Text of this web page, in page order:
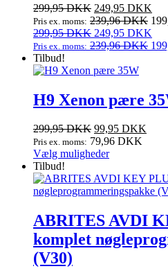
299,95DKK Den
oprindelige
pris
var:
249,95 DKK
er:
Pris ex. moms: 239,96DKK
299,95DKK Den
oprindelige
var:
249,95 DKK
Pris ex. moms: 239,96DKK
Tilbud!
H9 Xenon pære
299,95DKK Den
oprindelige
pris
299,95 DKK.
99,95 DKK
Pris ex. moms: 79,96 DKK
Vælg mulighederDette
har
flere
kan
vælges
Tilbud!
ABRITES AVDI
komplet
(V30)